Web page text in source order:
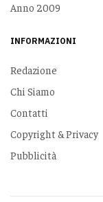
Anno 2009
INFORMAZIONI
Redazione
Chi Siamo
Contatti
Copyright & Privacy
Pubblicità